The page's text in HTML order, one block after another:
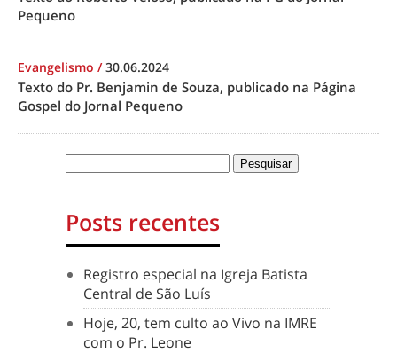
Pequeno
Evangelismo /30.06.2024
Texto do Pr. Benjamin de Souza, publicado na Página
Gospel do Jornal Pequeno
Posts recentes
Registro especial na Igreja Batista
Central de São Luís
Hoje, 20, tem culto ao Vivo na IMRE
com o Pr. Leone